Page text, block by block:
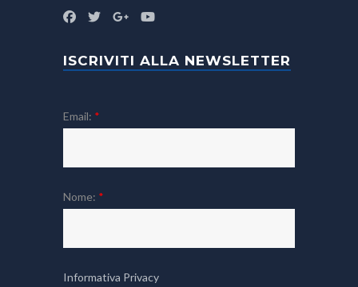
ISCRIVITI ALLA NEWSLETTER
Email: *
Nome: *
Informativa Privacy